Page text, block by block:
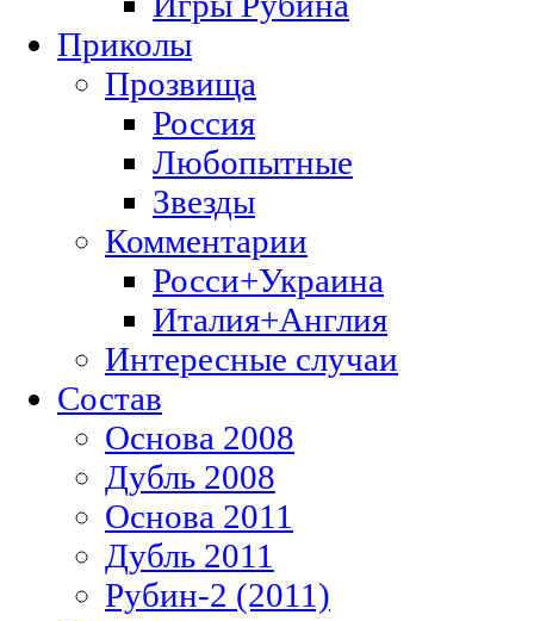
Приколы
Прозвища
Россия
Любопытные
Звезды
Комментарии
Росси+Украина
Италия+Англия
Интересные случаи
Состав
Основа 2008
Дубль 2008
Основа 2011
Дубль 2011
Рубин-2 (2011)